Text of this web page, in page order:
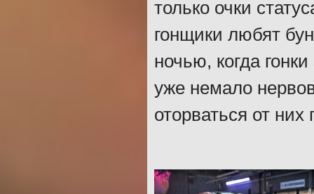
только очки
гонщики любят
ночью, когда
уже немало
оторваться от